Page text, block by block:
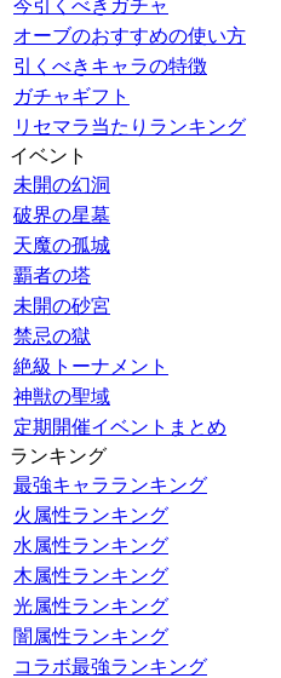
今引くべきガチャ
オーブのおすすめの使い方
引くべきキャラの特徴
ガチャギフト
リセマラ当たりランキング
イベント
未開の幻洞
破界の星墓
天魔の孤城
覇者の塔
未開の砂宮
禁忌の獄
絶級トーナメント
神獣の聖域
定期開催イベントまとめ
ランキング
最強キャラランキング
火属性ランキング
水属性ランキング
木属性ランキング
光属性ランキング
闇属性ランキング
コラボ最強ランキング